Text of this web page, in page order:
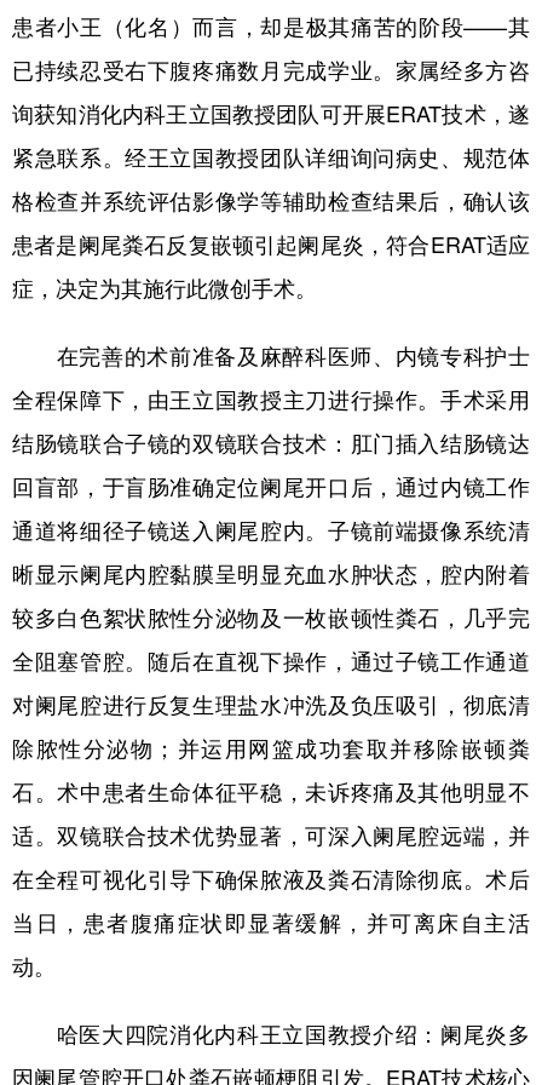
会展 彩票 娱乐
亚太网 上市公司 投教基地
地方频道
北京 天津
辽宁 吉林 上海 江苏
浙江 安徽 福建 江西
山东 河南 湖北 湖南
广东 广西 海南 重庆
四川 贵州 云南 西藏
新疆 内蒙古 黑龙江
多语种频道
English Español Français عربى
Русский язык 日本語 한국어
Deutsch Português
患者小王（化名）而言，却是极其痛苦的阶段——其
已持续忍受右下腹疼痛数月完成学业。家属经多方咨
询获知消化内科王立国教授团队可开展ERAT技术，遂
紧急联系。经王立国教授团队详细询问病史、规范体
格检查并系统评估影像学等辅助检查结果后，确认该
患者是阑尾粪石反复嵌顿引起阑尾炎，符合ERAT适应
症，决定为其施行此微创手术。
在完善的术前准备及麻醉科医师、内镜专科护士
全程保障下，由王立国教授主刀进行操作。手术采用
结肠镜联合子镜的双镜联合技术：肛门插入结肠镜达
回盲部，于盲肠准确定位阑尾开口后，通过内镜工作
通道将细径子镜送入阑尾腔内。子镜前端摄像系统清
晰显示阑尾内腔黏膜呈明显充血水肿状态，腔内附着
较多白色絮状脓性分泌物及一枚嵌顿性粪石，几乎完
全阻塞管腔。随后在直视下操作，通过子镜工作通道
对阑尾腔进行反复生理盐水冲洗及负压吸引，彻底清
除脓性分泌物；并运用网篮成功套取并移除嵌顿粪
石。术中患者生命体征平稳，未诉疼痛及其他明显不
适。双镜联合技术优势显著，可深入阑尾腔远端，并
在全程可视化引导下确保脓液及粪石清除彻底。术后
当日，患者腹痛症状即显著缓解，并可离床自主活
动。
哈医大四院消化内科王立国教授介绍：阑尾炎多
因阑尾管腔开口处粪石嵌顿梗阻引发。ERAT技术核心